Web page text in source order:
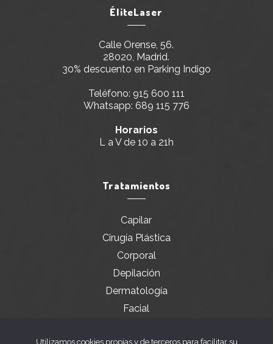
ÉliteLaser
Calle Orense, 56.
28020, Madrid.
30% descuento en Parking Indigo
Teléfono: 915 600 111
Whatsapp: 689 115 776
Horarios
L a V de 10 a 21h
Tratamientos
Capilar
Cirugía Plástica
Corporal
Depilación
Dermatología
Facial
Utilizamos cookies propias y de terceros para facilitar su